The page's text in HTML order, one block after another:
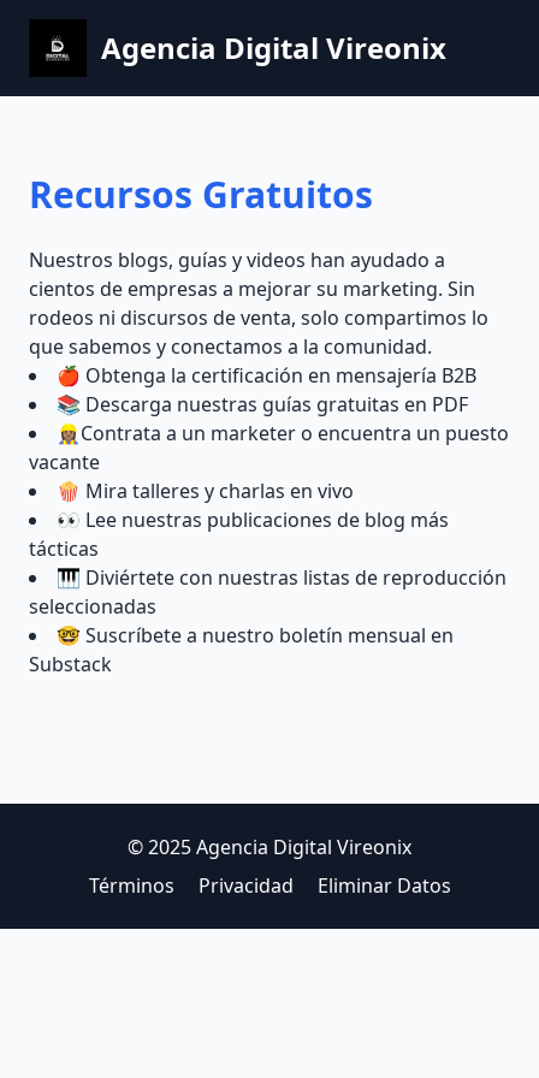
Agencia Digital Vireonix
Recursos Gratuitos
Nuestros blogs, guías y videos han ayudado a
cientos de empresas a mejorar su marketing. Sin
rodeos ni discursos de venta, solo compartimos lo
que sabemos y conectamos a la comunidad.
🍎 Obtenga la certificación en mensajería B2B
📚 Descarga nuestras guías gratuitas en PDF
👷🏽‍♀️Contrata a un marketer o encuentra un puesto
vacante
🍿 Mira talleres y charlas en vivo
👀 Lee nuestras publicaciones de blog más
tácticas
🎹 Diviértete con nuestras listas de reproducción
seleccionadas
🤓 Suscríbete a nuestro boletín mensual en
Substack
© 2025 Agencia Digital Vireonix
Términos
Privacidad Eliminar Datos